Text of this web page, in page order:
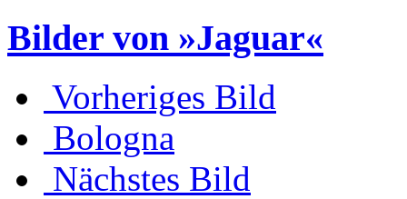
Bilder von »Jaguar«
Vorheriges Bild
Bologna
Nächstes Bild